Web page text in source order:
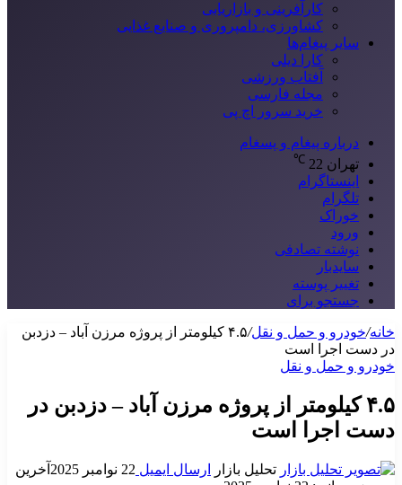
کارآفرینی و بازاریابی
کشاورزی، دامپروری و صنایع غذایی
سایر پیغام‌ها
کارا دیلی
آفتاب ورزشی
مجله فارسی
خرید سرور اچ پی
درباره پیغام و پسغام
تهران 22
℃
اینستاگرام
تلگرام
خوراک
ورود
نوشته تصادفی
سایدبار
تغییر پوسته
جستجو برای
خانه/خودرو و حمل و نقل/
۴.۵ کیلومتر از پروژه مرزن آباد – دزدبن
در دست اجرا است
خودرو و حمل و نقل
۴.۵ کیلومتر از پروژه مرزن آباد – دزدبن در
دست اجرا است
تحلیل بازار ارسال ایمیل 22 نوامبر 2025
آخرین